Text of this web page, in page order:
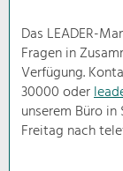
Das LEADER-
Fragen in
Verfügung.
30000 oder
unserem Büro
Freitag nach